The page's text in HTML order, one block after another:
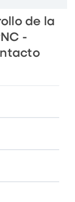
de la
-